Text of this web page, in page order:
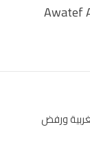
Awatef
ورفض